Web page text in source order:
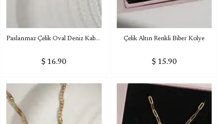
Paslanmaz Çelik Oval Deniz Kabuğu Kolye
$ 16.90
Çelik Altın Renkli Biber Kolye
$ 15.90